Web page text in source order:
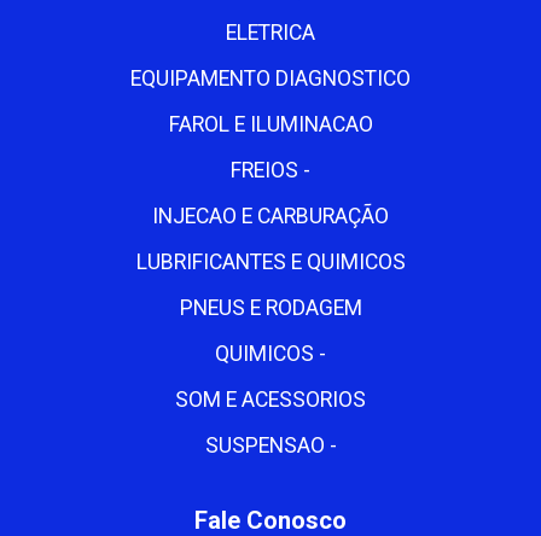
ELETRICA
EQUIPAMENTO DIAGNOSTICO
FAROL E ILUMINACAO
FREIOS -
INJECAO E CARBURAÇÃO
LUBRIFICANTES E QUIMICOS
PNEUS E RODAGEM
QUIMICOS -
SOM E ACESSORIOS
SUSPENSAO -
Fale Conosco